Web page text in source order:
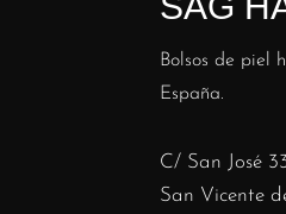
Bolsos de piel
España.
C/ San José
San Vicente